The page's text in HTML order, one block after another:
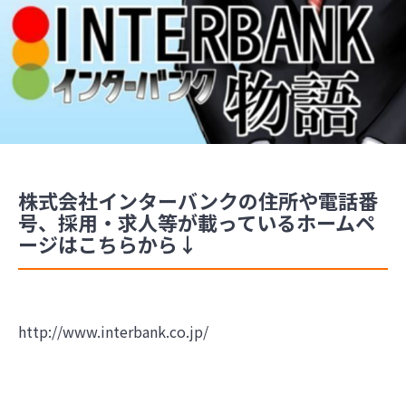
株式会社インターバンクの住所や電話番
号、採用・求人等が載っているホームペ
ージはこちらから↓
http://www.interbank.co.jp/